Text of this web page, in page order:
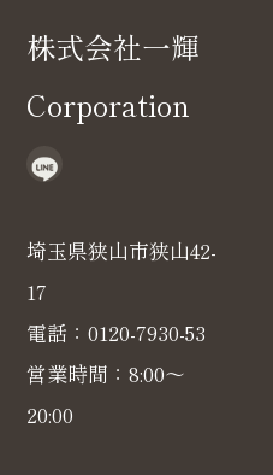
法に関する情報を収集する
・リファラ
・サーバーアクセスログに
(4) ユーザーが本サービス
当社は、ユーザーが3-1に
した場合、当社は以下の情
株式会社一輝
Corporation
埼玉県狭山市狭山42-
17
電話：0120-7930-53
営業時間：8:00～
20:00